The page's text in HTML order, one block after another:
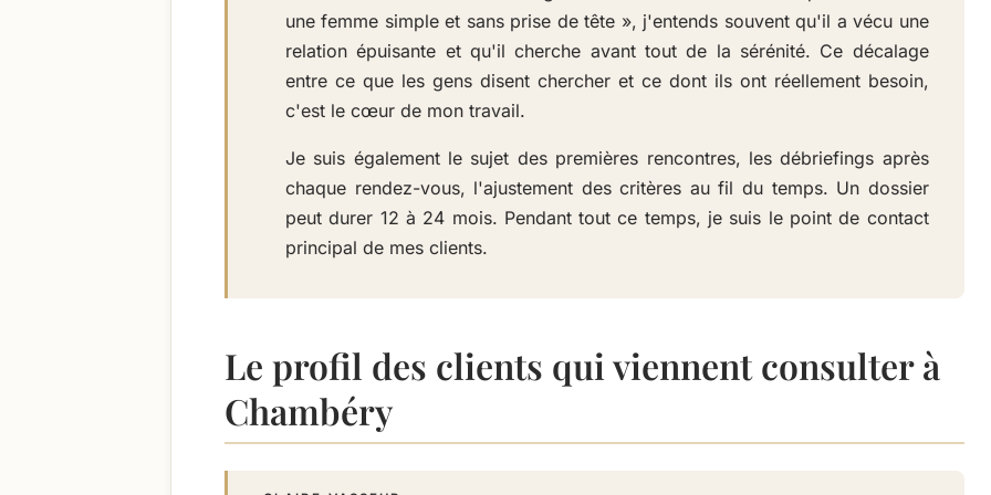
une femme simple et sans prise de tête », j'entends souvent qu'il a vécu une
relation épuisante et qu'il cherche avant tout de la sérénité. Ce décalage
entre ce que les gens disent chercher et ce dont ils ont réellement besoin,
c'est le cœur de mon travail.
Je suis également le sujet des premières rencontres, les débriefings après
chaque rendez-vous, l'ajustement des critères au fil du temps. Un dossier
peut durer 12 à 24 mois. Pendant tout ce temps, je suis le point de contact
principal de mes clients.
Le profil des clients qui viennent consulter à
Chambéry